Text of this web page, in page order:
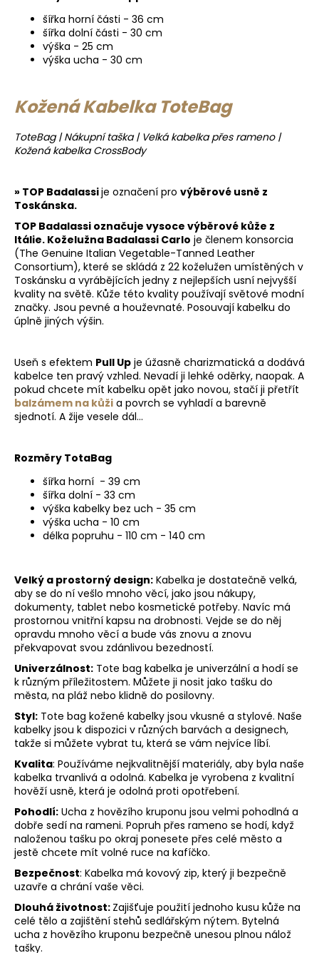
šířka horní části - 36 cm
šířka dolní části - 30 cm
výška - 25 cm
výška ucha - 30 cm
Kožená Kabelka ToteBag
ToteBag | Nákupní taška | Velká kabelka přes rameno |
Kožená kabelka CrossBody
» TOP Badalassije označení pro výběrové usně z
Toskánska.
TOP Badalassi označuje vysoce výběrové kůže z
Itálie. Koželužna Badalassi Carlo je členem konsorcia
(The Genuine Italian Vegetable-Tanned Leather
Consortium), které se skládá z 22 koželužen umístěných v
Toskánsku a vyrábějících jedny z nejlepších usní nejvyšší
kvality na světě. Kůže této kvality používají světové modní
značky. Jsou pevné a houževnaté. Posouvají kabelku do
úplně jiných výšin.
Useň s efektem Pull Up je úžasně charizmatická a dodává
kabelce ten pravý vzhled. Nevadí ji lehké oděrky, naopak. A
pokud chcete mít kabelku opět jako novou, stačí ji přetřít
balzámem na kůži a povrch se vyhladí a barevně
sjednotí. A žije vesele dál...
Rozměry TotaBag
šířka horní - 39 cm
šířka dolní - 33 cm
výška kabelky bez uch - 35 cm
výška ucha - 10 cm
délka popruhu - 110 cm - 140 cm
Velký a prostorný design: Kabelka je dostatečně velká,
aby se do ní vešlo mnoho věcí, jako jsou nákupy,
dokumenty, tablet nebo kosmetické potřeby. Navíc má
prostornou vnitřní kapsu na drobnosti. Vejde se do něj
opravdu mnoho věcí a bude vás znovu a znovu
překvapovat svou zdánlivou bezedností.
Univerzálnost: Tote bag kabelka je univerzální a hodí se
k různým příležitostem. Můžete ji nosit jako tašku do
města, na pláž nebo klidně do posilovny.
Styl: Tote bag kožené kabelky jsou vkusné a stylové. Naše
kabelky jsou k dispozici v různých barvách a designech,
takže si můžete vybrat tu, která se vám nejvíce líbí.
Kvalita: Používáme nejkvalitnější materiály, aby byla naše
kabelka trvanlivá a odolná. Kabelka je vyrobena z kvalitní
hověží usně, která je odolná proti opotřebení.
Pohodlí: Ucha z hovězího kruponu jsou velmi pohodlná a
dobře sedí na rameni. Popruh přes rameno se hodí, když
naloženou tašku po okraj ponesete přes celé město a
jestě chcete mít volné ruce na kafíčko.
Bezpečnost: Kabelka má kovový zip, který ji bezpečně
uzavře a chrání vaše věci.
Dlouhá životnost: Zajišťuje použití jednoho kusu kůže na
celé tělo a zajištění stehů sedlářským nýtem. Bytelná
ucha z hovězího kruponu bezpečně unesou plnou nálož
tašky.